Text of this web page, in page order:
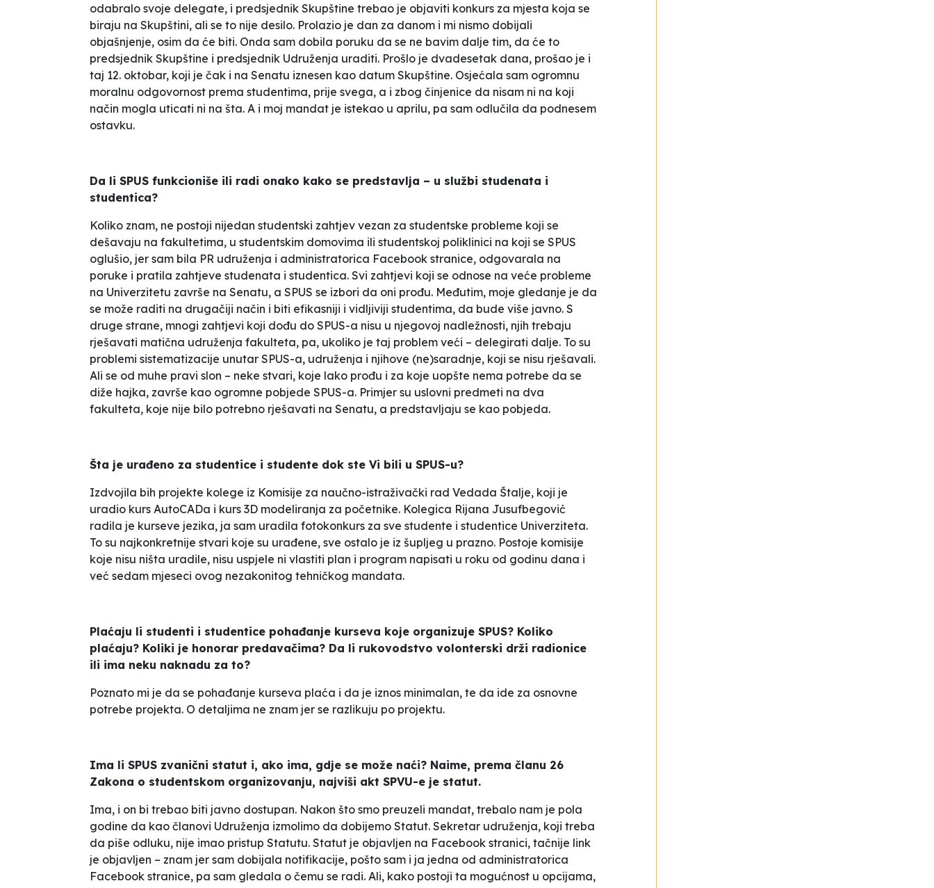
odabralo svoje delegate, i predsjednik Skupštine trebao je objaviti konkurs za mjesta koja se
biraju na Skupštini, ali se to nije desilo. Prolazio je dan za danom i mi nismo dobijali
objašnjenje, osim da će biti. Onda sam dobila poruku da se ne bavim dalje tim, da će to
predsjednik Skupštine i predsjednik Udruženja uraditi. Prošlo je dvadesetak dana, prošao je i
taj 12. oktobar, koji je čak i na Senatu iznesen kao datum Skupštine. Osjećala sam ogromnu
moralnu odgovornost prema studentima, prije svega, a i zbog činjenice da nisam ni na koji
način mogla uticati ni na šta. A i moj mandat je istekao u aprilu, pa sam odlučila da podnesem
ostavku.
Da li SPUS funkcioniše ili radi onako kako se predstavlja – u službi studenata i
studentica?
Koliko znam, ne postoji nijedan studentski zahtjev vezan za studentske probleme koji se
dešavaju na fakultetima, u studentskim domovima ili studentskoj poliklinici na koji se SPUS
oglušio, jer sam bila PR udruženja i administratorica Facebook stranice, odgovarala na
poruke i pratila zahtjeve studenata i studentica. Svi zahtjevi koji se odnose na veće probleme
na Univerzitetu završe na Senatu, a SPUS se izbori da oni prođu. Međutim, moje gledanje je da
se može raditi na drugačiji način i biti efikasniji i vidljiviji studentima, da bude više javno. S
druge strane, mnogi zahtjevi koji dođu do SPUS-a nisu u njegovoj nadležnosti, njih trebaju
rješavati matična udruženja fakulteta, pa, ukoliko je taj problem veći – delegirati dalje. To su
problemi sistematizacije unutar SPUS-a, udruženja i njihove (ne)saradnje, koji se nisu rješavali.
Ali se od muhe pravi slon – neke stvari, koje lako prođu i za koje uopšte nema potrebe da se
diže hajka, završe kao ogromne pobjede SPUS-a. Primjer su uslovni predmeti na dva
fakulteta, koje nije bilo potrebno rješavati na Senatu, a predstavljaju se kao pobjeda.
Šta je urađeno za studentice i studente dok ste Vi bili u SPUS-u?
Izdvojila bih projekte kolege iz Komisije za naučno-istraživački rad Vedada Štalje, koji je
uradio kurs AutoCADa i kurs 3D modeliranja za početnike. Kolegica Rijana Jusufbegović
radila je kurseve jezika, ja sam uradila fotokonkurs za sve studente i studentice Univerziteta.
To su najkonkretnije stvari koje su urađene, sve ostalo je iz šupljeg u prazno. Postoje komisije
koje nisu ništa uradile, nisu uspjele ni vlastiti plan i program napisati u roku od godinu dana i
već sedam mjeseci ovog nezakonitog tehničkog mandata.
Plaćaju li studenti i studentice pohađanje kurseva koje organizuje SPUS? Koliko
plaćaju? Koliki je honorar predavačima? Da li rukovodstvo volonterski drži radionice
ili ima neku naknadu za to?
Poznato mi je da se pohađanje kurseva plaća i da je iznos minimalan, te da ide za osnovne
potrebe projekta. O detaljima ne znam jer se razlikuju po projektu.
Ima li SPUS zvanični statut i, ako ima, gdje se može naći? Naime, prema članu 26
Zakona o studentskom organizovanju, najviši akt SPVU-e je statut.
Ima, i on bi trebao biti javno dostupan. Nakon što smo preuzeli mandat, trebalo nam je pola
godine da kao članovi Udruženja izmolimo da dobijemo Statut. Sekretar udruženja, koji treba
da piše odluku, nije imao pristup Statutu. Statut je objavljen na Facebook stranici, tačnije link
je objavljen – znam jer sam dobijala notifikacije, pošto sam i ja jedna od administratorica
Facebook stranice, pa sam gledala o čemu se radi. Ali, kako postoji ta mogućnost u opcijama,